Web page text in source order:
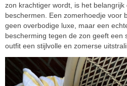
zon krachtiger wordt, is het
beschermen. Een zomerhoedje voor
geen overbodige luxe, maar een
bescherming tegen de zon geeft een
outfit een stijlvolle en zomerse